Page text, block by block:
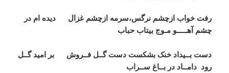
رفت خواب ازچشم نرگس،سرمه ازچشم غزال دیده ام در
چشم آهـــــو مـوج بیتاب حباب
دست بــیداد خنک بشکست دست گــل فــروش بر امید گــل
رود دامــاد در بــاغ ســراب